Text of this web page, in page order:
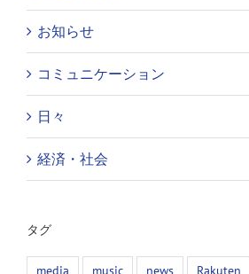
お知らせ
コミュニケーション
日々
経済・社会
タグ
media music news Rakuten